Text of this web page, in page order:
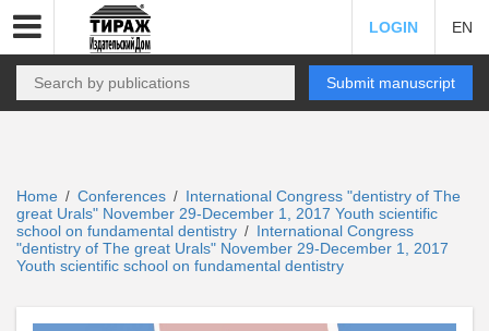
LOGIN EN
Submit manuscript
Home / Conferences / International Congress "dentistry of The
great Urals" November 29-December 1, 2017 Youth scientific
school on fundamental dentistry / International Congress
"dentistry of The great Urals" November 29-December 1, 2017
Youth scientific school on fundamental dentistry